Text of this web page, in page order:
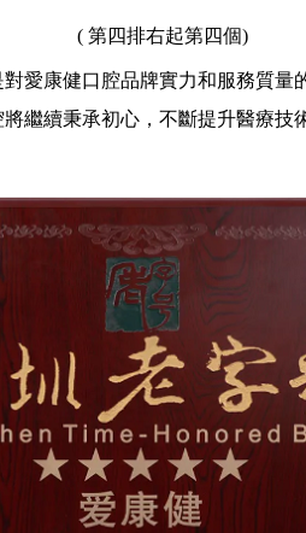
( 第四排右起第四個)
康健口腔品牌實力和服務質量
繼續秉承初心，不斷提升醫療技